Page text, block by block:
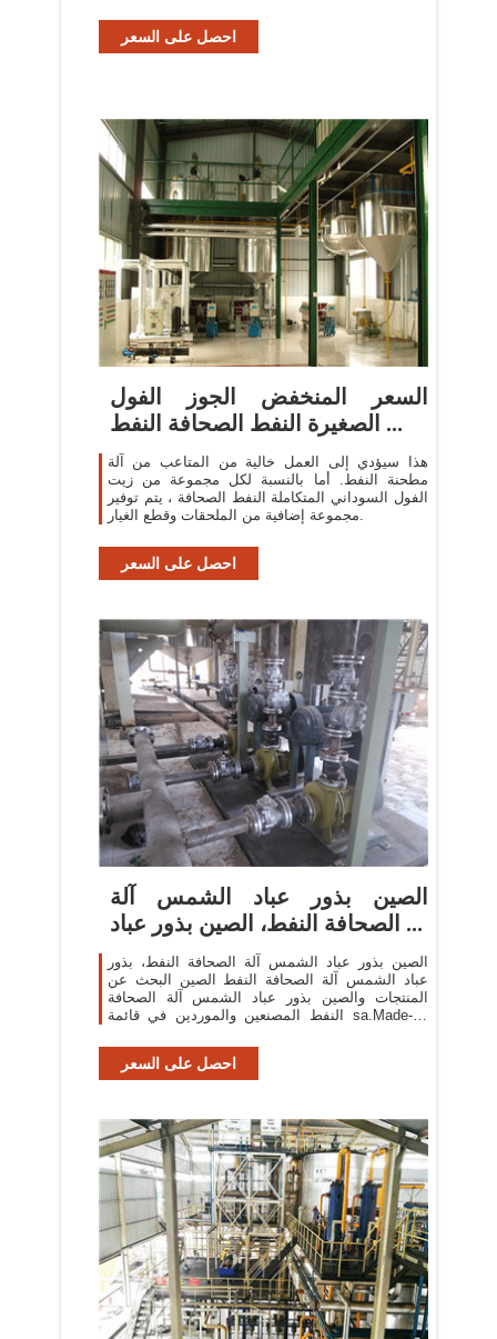
احصل على السعر
السعر المنخفض الجوز الفول
الصغيرة النفط الصحافة النفط ...
هذا سيؤدي إلى العمل خالية من المتاعب من آلة
مطحنة النفط. أما بالنسبة لكل مجموعة من زيت
الفول السوداني المتكاملة النفط الصحافة ، يتم توفير
مجموعة إضافية من الملحقات وقطع الغيار.
احصل على السعر
الصين بذور عباد الشمس آلة
الصحافة النفط، الصين بذور عباد ...
الصين بذور عباد الشمس آلة الصحافة النفط، بذور
عباد الشمس آلة الصحافة النفط الصين البحث عن
المنتجات والصين بذور عباد الشمس آلة الصحافة
النفط المصنعين والموردين في قائمة sa.Made-in-
احصل على السعر